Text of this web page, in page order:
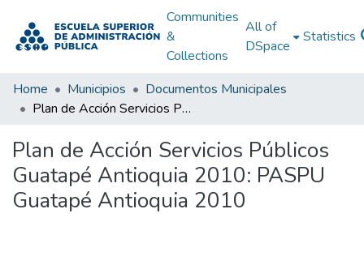
Communities
&
Collections
All of
DSpace
Statistics
Home Municipios
Documentos Municipales
Plan de Acción Servicios Públicos Guatapé Antioquia 2010: PASPU Guatapé Antioquia 2010
Plan de Acción Servicios Públicos
Guatapé Antioquia 2010: PASPU
Guatapé Antioquia 2010